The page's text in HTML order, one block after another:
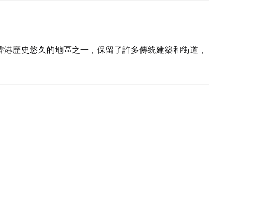
歷史悠久的地區之一，保留了許多傳統建築和街道，